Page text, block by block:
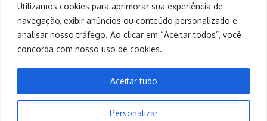
Utilizamos cookies para aprimorar sua experiência de
navegação, exibir anúncios ou conteúdo personalizado e
analisar nosso tráfego. Ao clicar em “Aceitar todos”, você
concorda com nosso uso de cookies.
Personalizar
Aceitar tudo